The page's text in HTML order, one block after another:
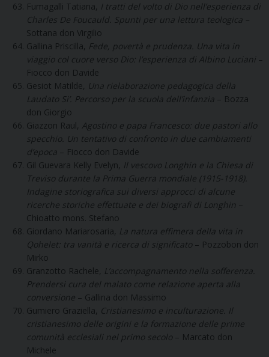
Fumagalli Tatiana, I tratti del volto di Dio nell’esperienza di
Charles De Foucauld. Spunti per una lettura teologica –
Sottana don Virgilio
Gallina Priscilla, Fede, povertà e prudenza. Una vita in
viaggio col cuore verso Dio: l’esperienza di Albino Luciani –
Fiocco don Davide
Gesiot Matilde, Una rielaborazione pedagogica della
Laudato Si’. Percorso per la scuola dell’infanzia – Bozza
don Giorgio
Giazzon Raul, Agostino e papa Francesco: due pastori allo
specchio. Un tentativo di confronto in due cambiamenti
d’epoca – Fiocco don Davide
Gil Guevara Kelly Evelyn, Il vescovo Longhin e la Chiesa di
Treviso durante la Prima Guerra mondiale (1915-1918).
Indagine storiografica sui diversi approcci di alcune
ricerche storiche effettuate e dei biografi di Longhin –
Chioatto mons. Stefano
Giordano Mariarosaria, La natura effimera della vita in
Qohelet: tra vanità e ricerca di significato – Pozzobon don
Mirko
Granzotto Rachele, L’accompagnamento nella sofferenza.
Prendersi cura del malato come relazione aperta alla
conversione – Gallina don Massimo
Gumiero Graziella, Cristianesimo e inculturazione. Il
cristianesimo delle origini e la formazione delle prime
comunità ecclesiali nel primo secolo – Marcato don
Michele